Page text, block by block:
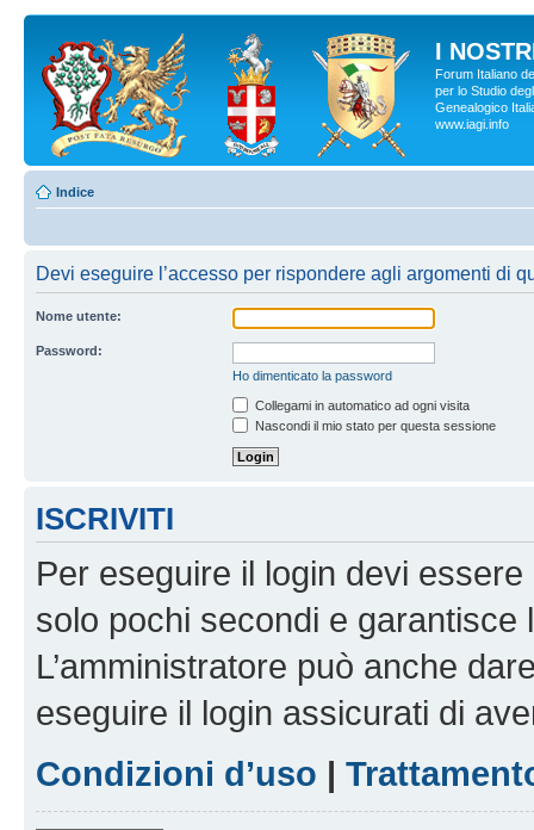
I
Forum Italiano
per lo Studio
Genealogico
www.iagi.info
Indice
Devi eseguire l’accesso per rispondere agli argomenti di
Nome utente:
Password:
Ho dimenticato la password
Collegami in automatico ad ogni visita
Nascondi il mio stato per questa sessione
ISCRIVITI
Per eseguire il login devi
solo pochi secondi e garantisce
L’amministratore può anche
eseguire il login assicurati di
Condizioni d’uso |